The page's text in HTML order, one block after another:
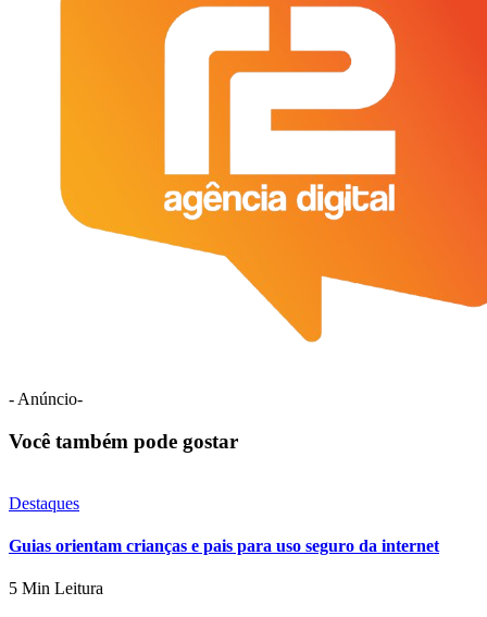
- Anúncio-
Você também pode gostar
Destaques
Guias orientam crianças e pais para uso seguro da internet
5 Min Leitura